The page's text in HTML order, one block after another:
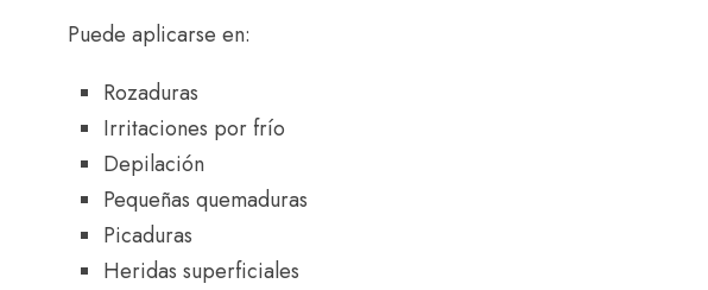
Puede aplicarse en:
Rozaduras
Irritaciones por frío
Depilación
Pequeñas quemaduras
Picaduras
Heridas superficiales